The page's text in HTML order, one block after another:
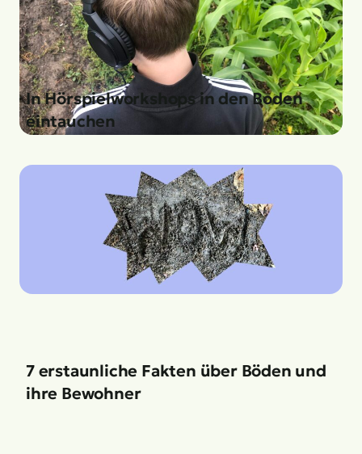
In Hörspielworkshops in den Boden
eintauchen
7 erstaunliche Fakten über Böden und
ihre Bewohner